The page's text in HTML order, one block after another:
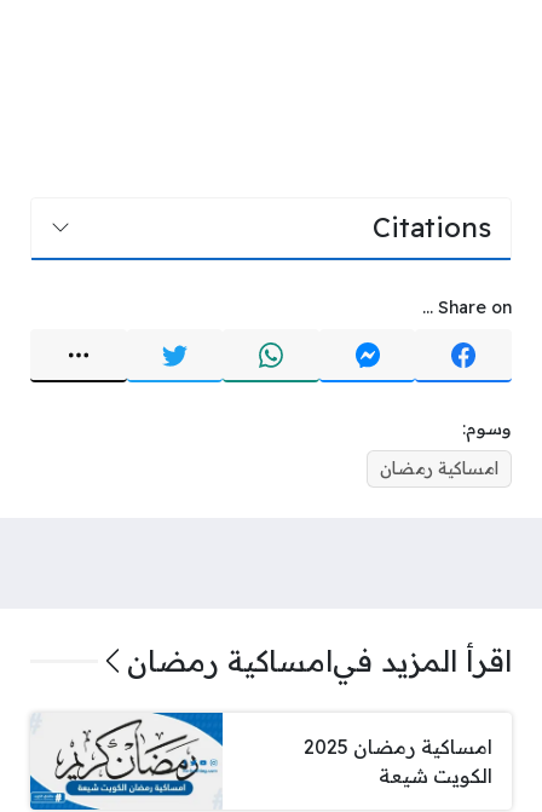
Citations
Share on ...
وسوم:
امساكية رمضان
اقرأ المزيد فيامساكية رمضان
امساكية رمضان 2025
الكويت شيعة